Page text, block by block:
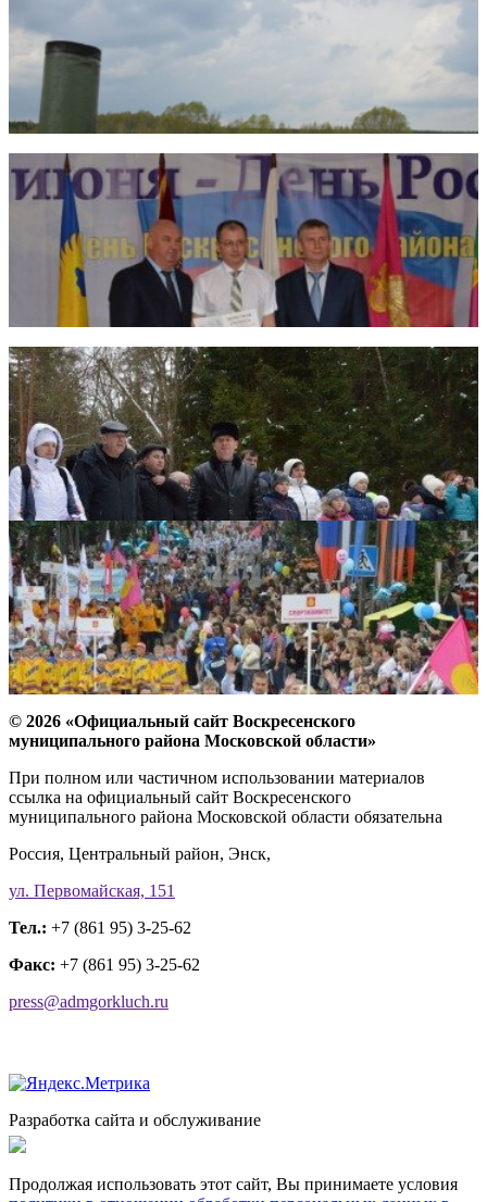
© 2026 «Официальный сайт Воскресенского
муниципального района Московской области»
При полном или частичном использовании материалов
ссылка на официальный сайт Воскресенского
муниципального района Московской области обязательна
Россия, Центральный район, Энск,
ул. Первомайская, 151
Тел.: +7 (861 95) 3-25-62
Факс: +7 (861 95) 3-25-62
press@admgorkluch.ru
Разработка сайта и обслуживание
Продолжая использовать этот сайт, Вы принимаете условия